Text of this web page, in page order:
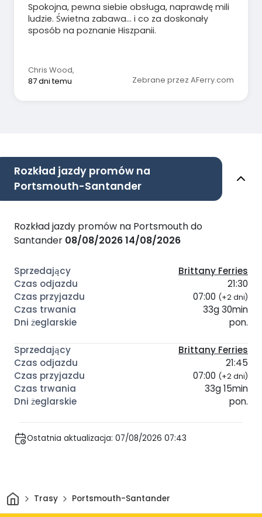
Spokojna, pewna siebie obsługa, naprawdę mili
ludzie. Świetna zabawa... i co za doskonały
sposób na poznanie Hiszpanii.
Chris Wood,
87 dni temu
Zebrane przez AFerry.com
Rozkład jazdy promów na
Portsmouth-Santander
Rozkład jazdy promów na Portsmouth do
Santander 08/08/202614/08/2026
Brittany Ferries
21:30
07:00 (+2 dni)
33g 30min
pon.
Brittany Ferries
21:45
07:00 (+2 dni)
33g 15min
pon.
Ostatnia aktualizacja: 07/08/2026 07:43
DomTrasy Portsmouth-Santander